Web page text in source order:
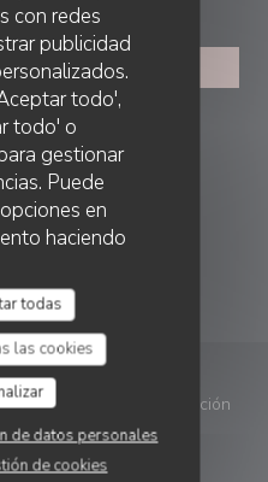
con redes
publicidad
todo',
todo' o
gestionar
Puede
en
haciendo
de las
sitio.
todas
las cookies
de datos personales
de cookies
MESA
((abre en una nueva
Instagram ((abre en una
retour en 2026 — Creación
conZenchef
TÉRMINOS DE USO
DE RETOUR EN 2026